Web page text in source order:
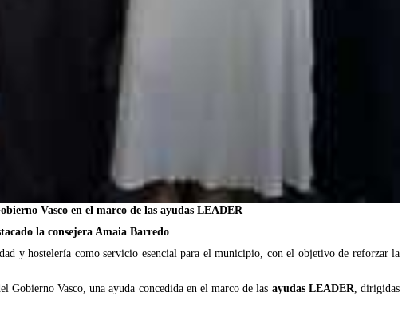
Vasco en el marco de las ayudas LEADER
la consejera Amaia Barredo
y hostelería como servicio esencial para el municipio, con el objetivo de reforzar la
Vasco, una ayuda concedida en el marco de las ayudas LEADER , dirigidas